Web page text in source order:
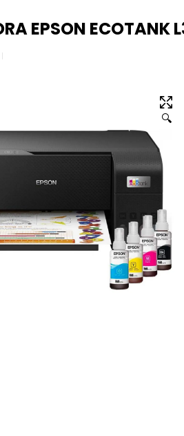
EPSON ECOTANK
🔍